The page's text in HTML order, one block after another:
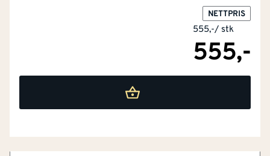
NETTPRIS
555,-/ stk
555,-
101107844